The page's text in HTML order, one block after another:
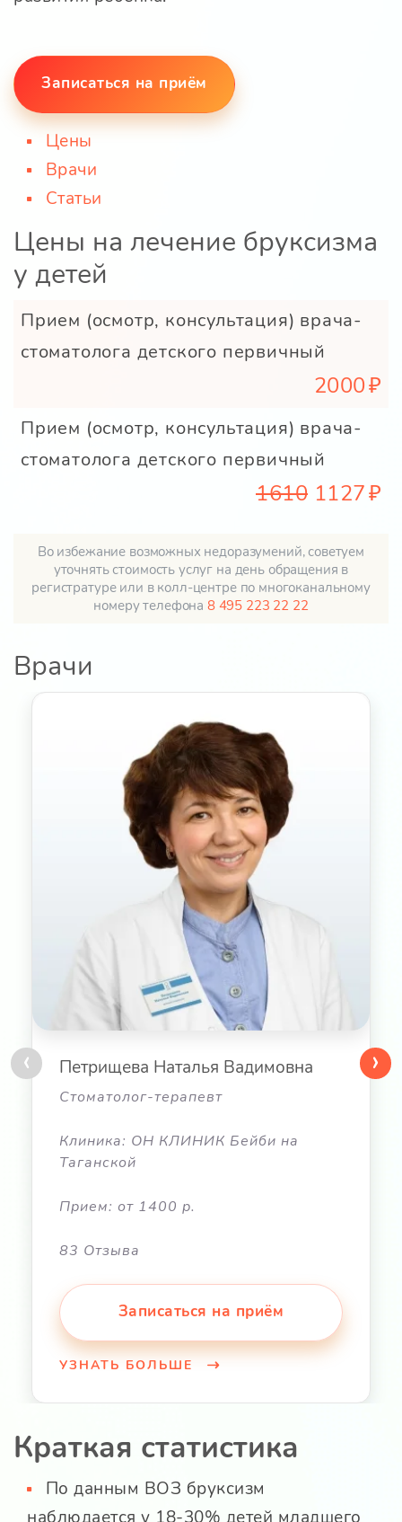
Записаться на приём
Цены
Врачи
Статьи
Цены на лечение бруксизма
у детей
Прием (осмотр, консультация) врача-
стоматолога детского первичный
2000
Прием (осмотр, консультация) врача-
стоматолога детского первичный
1610 1127
Во избежание возможных недоразумений, советуем
уточнять стоимость услуг на день обращения в
регистратуре или в колл-центре по многоканальному
номеру телефона 8 495 223 22 22
Врачи
Петрищева Наталья Вадимовна
Стоматолог-терапевт
Клиника: ОН КЛИНИК Бейби на
Таганской
Прием: от 1400 р.
83 Отзыва
Записаться на приём
УЗНАТЬ БОЛЬШЕ
‹ ›
Краткая статистика
По данным ВОЗ бруксизм